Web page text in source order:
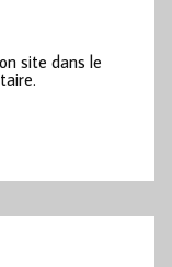
site dans le